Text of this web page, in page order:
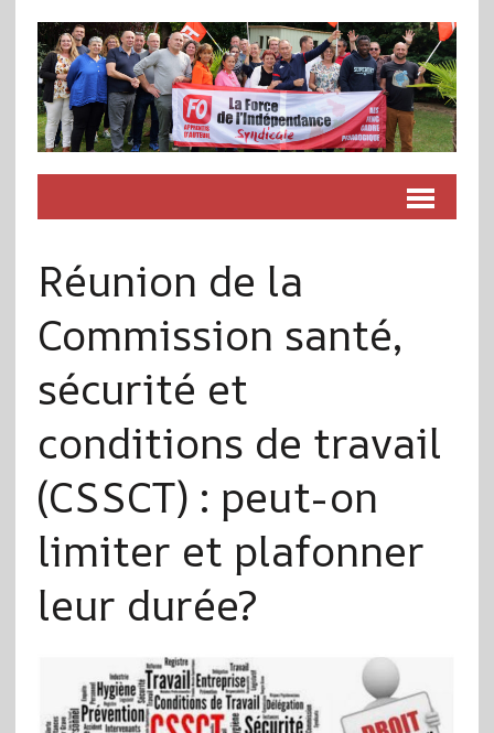
Réunion de la
Commission santé,
sécurité et
conditions de travail
(CSSCT) : peut-on
limiter et plafonner
leur durée?